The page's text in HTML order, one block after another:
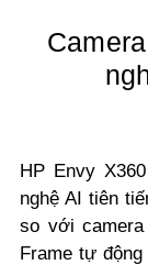
HP Envy
nghệ AI tiên
so với camera
Frame tự